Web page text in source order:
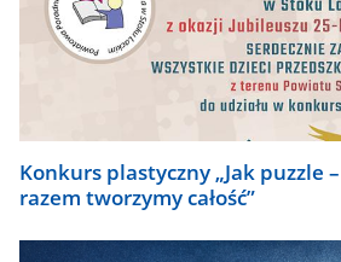
Konkurs plastyczny „Jak puzzle
razem tworzymy całość”